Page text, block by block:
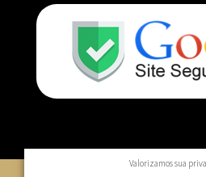
Valorizamos sua